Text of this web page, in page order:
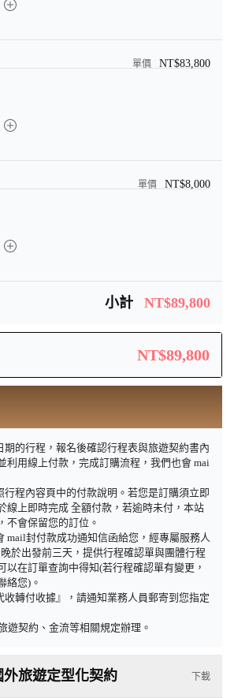
NT$83,800
NT$8,000
小計 NT$89,800
NT$89,800
期的行程，報名後確認行程表與旅遊契約書內
利用線上付款，完成訂購流程，我們也會 mai
行程內容頁中的付款說明。若您是訂購須立即
線上即時完成 全額付款，若逾時未付，本站
不會保留您的訂位。
mail封付款成功通知信函給您，經專屬服務人
於出發前三天，提供行程確認單與團體行程
以在訂單查詢中得知(若行程確認單有變更，
絡您)。
收轉付收據』，請通知業務人員郵寄到您指定
遊契約、金流等相關規定辦理。
旅遊定型化契約 下載